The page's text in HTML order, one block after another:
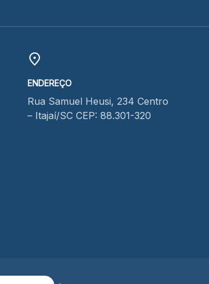
ENDEREÇO
Rua Samuel Heusi, 234 Centro
– Itajaí/SC CEP: 88.301-320